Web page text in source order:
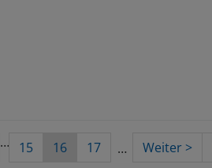
… Seite
15
Aktuelle
16 Seite
17 …
Nächste
Weiter >